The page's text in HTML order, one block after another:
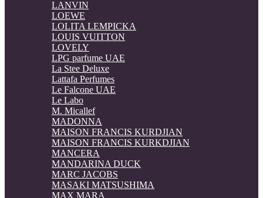
LANVIN
LOEWE
LOLITA LEMPICKA
LOUIS VUITTON
LOVELY
LPG parfume UAE
La Stee Deluxe
Lattafa Perfumes
Le Falcone UAE
Le Labo
M. Micallef
MADONNA
MAISON FRANCIS KURDJIAN
MAISON FRANCIS KURKDJIAN
MANCERA
MANDARINA DUCK
MARC JACOBS
MASAKI MATSUSHIMA
MAX MARA